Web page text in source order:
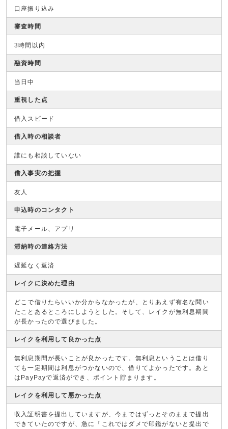
口座振り込み
審査時間
3時間以内
融資時間
当日中
重視した点
借入スピード
借入時の相談者
誰にも相談していない
借入事実の把握
友人
申込時のコンタクト
電子メール、アプリ
滞納時の連絡方法
遅延なく返済
レイクに決めた理由
どこで借りたらいいか分からなかったが、とりあえず有名な聞い
たことあるところにしようとした。そして、レイクが無利息期間
が長かったので選びました。
レイクを利用して良かった点
無利息期間が長いことが良かったです。無利息ということは借り
ても一定期間は利息がつかないので、借りてよかったです。あと
はPayPayで返済ができ、ポイント貯まります。
レイクを利用して悪かった点
収入証明書を提出していますが、今まではずっとそのままで提出
できていたのですが、急に「これではダメで印鑑がないと提出で